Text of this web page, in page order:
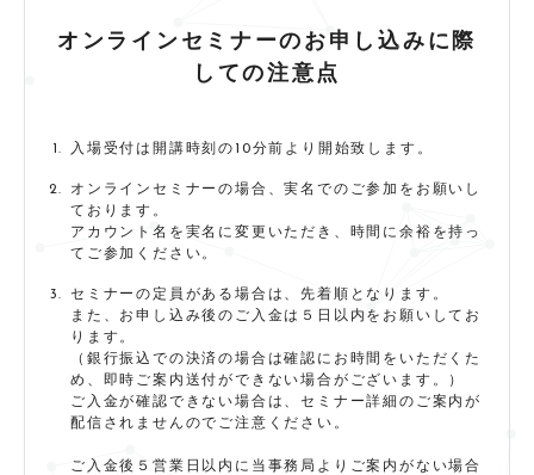
オンラインセミナーのお申し込みに際
しての注意点
入場受付は開講時刻の10分前より開始致します。
オンラインセミナーの場合、実名でのご参加をお願いし
ております。
アカウント名を実名に変更いただき、時間に余裕を持っ
てご参加ください。
セミナーの定員がある場合は、先着順となります。
また、お申し込み後のご入金は５日以内をお願いしてお
ります。
（銀行振込での決済の場合は確認にお時間をいただくた
め、即時ご案内送付ができない場合がございます。）
ご入金が確認できない場合は、セミナー詳細のご案内が
配信されませんのでご注意ください。
ご入金後５営業日以内に当事務局よりご案内がない場合